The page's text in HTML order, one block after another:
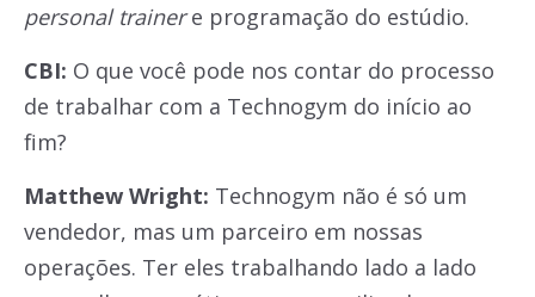
personal trainere programação do estúdio.
CBI: O que você pode nos contar do processo
de trabalhar com a Technogym do início ao
fim?
Matthew Wright: Technogym não é só um
vendedor, mas um parceiro em nossas
operações. Ter eles trabalhando lado a lado